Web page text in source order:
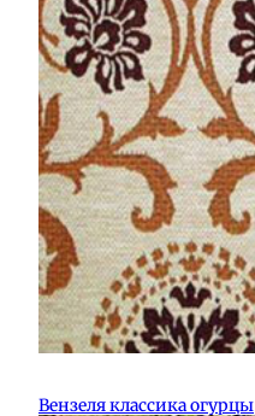
Вензеля классика огурцы